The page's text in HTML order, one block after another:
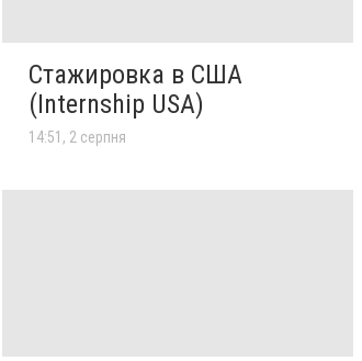
Стажировка в США
(Internship USA)
14:51, 2 серпня